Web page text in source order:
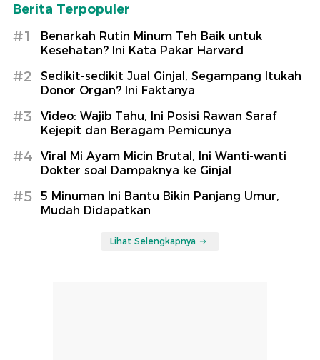
Berita Terpopuler
#1
Benarkah Rutin Minum Teh Baik untuk
Kesehatan? Ini Kata Pakar Harvard
#2
Sedikit-sedikit Jual Ginjal, Segampang Itukah
Donor Organ? Ini Faktanya
#3
Video: Wajib Tahu, Ini Posisi Rawan Saraf
Kejepit dan Beragam Pemicunya
#4
Viral Mi Ayam Micin Brutal, Ini Wanti-wanti
Dokter soal Dampaknya ke Ginjal
#5
5 Minuman Ini Bantu Bikin Panjang Umur,
Mudah Didapatkan
Lihat Selengkapnya